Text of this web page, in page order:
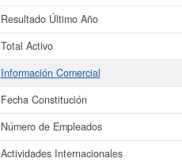
Resultado Último Año
Total Activo
Información Comercial
Fecha Constitución
Número de Empleados
Actividades Internacionales